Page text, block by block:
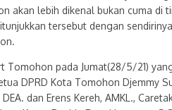
akan lebih dikenal bukan cuma di
tersebut dengan
Tomohon pada Jumat(28/5/21)
DPRD Kota Tomohon Djemmy
dan Erens Kereh, AMKL.,